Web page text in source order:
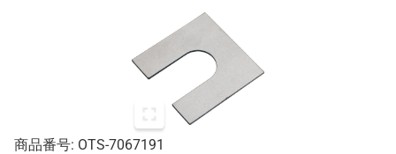
商品番号: OTS-7067191